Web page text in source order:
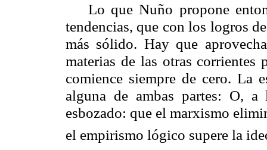
Lo que Nuño propone
tendencias, que con los logros
más sólido. Hay que
materias de las otras
comience siempre de cero. La
alguna de ambas partes: O,
esbozado: que el marxismo
el empirismo lógico supere la